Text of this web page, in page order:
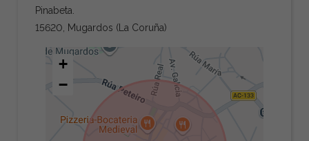
Pinabeta.
15620, Mugardos (La Coruña)
+
−